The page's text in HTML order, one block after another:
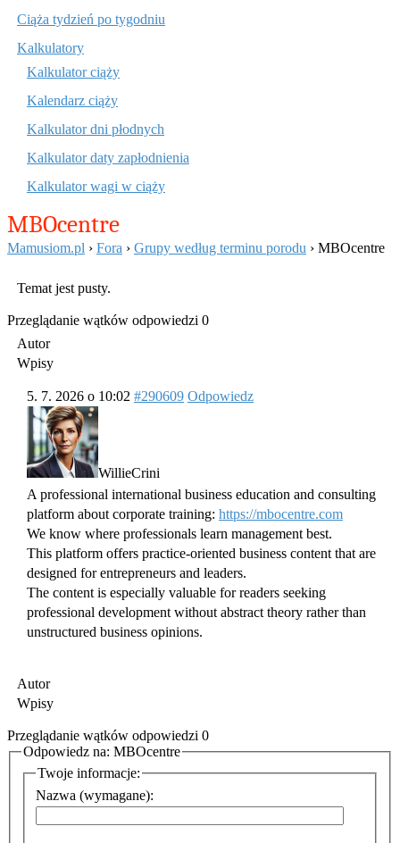
Ciąża tydzień po tygodniu
Kalkulatory
Kalkulator ciąży
Kalendarz ciąży
Kalkulator dni płodnych
Kalkulator daty zapłodnienia
Kalkulator wagi w ciąży
MBOcentre
Mamusiom.pl › Fora › Grupy według terminu porodu › MBOcentre
Temat jest pusty.
Przeglądanie wątków odpowiedzi 0
Autor
Wpisy
5. 7. 2026 o 10:02 #290609 Odpowiedz
WillieCrini
A professional international business education and consulting
platform about corporate training: https://mbocentre.com
We know where professionals learn management best.
This platform offers practice-oriented business content that are
designed for entrepreneurs and leaders.
The content is especially valuable for readers seeking
professional development without abstract theory rather than
unstructured business opinions.
Autor
Wpisy
Przeglądanie wątków odpowiedzi 0
Odpowiedz na: MBOcentre
Twoje informacje:
Nazwa (wymagane):